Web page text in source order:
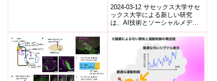
(New study shows how
AI can help us better
understand global
threats to wildlife)
2024-03-12 サセックス大学サセ
ックス大学による新しい研究
は、AI技術とソーシャルメディ
アを活用して、野生動物へのグ
ローバルな脅威を特定する方法